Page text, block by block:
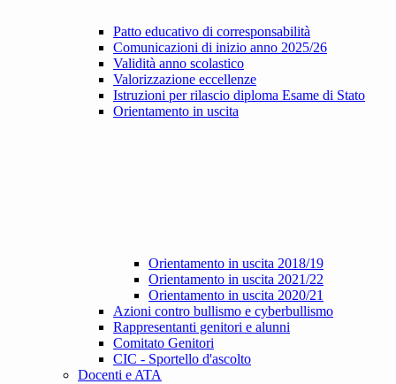
Patto educativo di corresponsabilità
Comunicazioni di inizio anno 2025/26
Validità anno scolastico
Valorizzazione eccellenze
Istruzioni per rilascio diploma Esame di Stato
Orientamento in uscita
Orientamento in uscita 2018/19
Orientamento in uscita 2021/22
Orientamento in uscita 2020/21
Azioni contro bullismo e cyberbullismo
Rappresentanti genitori e alunni
Comitato Genitori
CIC - Sportello d'ascolto
Docenti e ATA